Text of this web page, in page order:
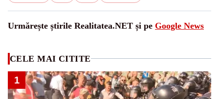
Urmărește știrile Realitatea.NET și pe Google News
CELE MAI CITITE
1